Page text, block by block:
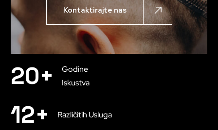
Kontaktirajte nas
20+
Godine
Iskustva
12+ Različitih Usluga